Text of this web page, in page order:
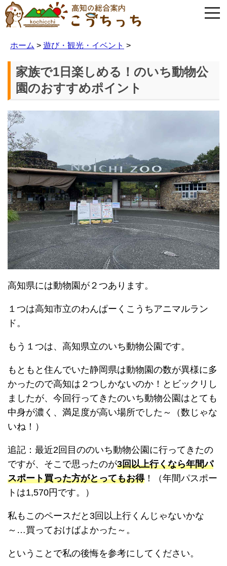
ホーム > 遊び・観光・イベント >
家族で1日楽しめる！のいち動物公
園のおすすめポイント
高知県には動物園が２つあります。
１つは高知市立のわんぱーくこうちアニマルラン
ド。
もう１つは、高知県立のいち動物公園です。
もともと住んでいた静岡県は動物園の数が異様に多
かったので高知は２つしかないのか！とビックリし
ましたが、今回行ってきたのいち動物公園はとても
中身が濃く、満足度が高い場所でした～（数じゃな
いね！）
追記：最近2回目ののいち動物公園に行ってきたの
ですが、そこで思ったのが3回以上行くなら年間パ
スポート買った方がとってもお得！（年間パスポー
トは1,570円です。）
私もこのペースだと3回以上行くんじゃないかな
～…買っておけばよかった～。
ということで私の後悔を参考にしてください。